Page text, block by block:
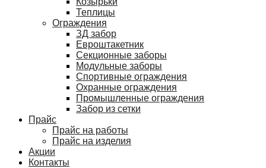
Теплицы
Ограждения
ЗД забор
Евроштакетник
Секционные заборы
Модульные заборы
Спортивные ограждения
Охранные ограждения
Промышленные ограждения
Забор из сетки
Прайс
Прайс на работы
Прайс на изделия
Акции
Контакты